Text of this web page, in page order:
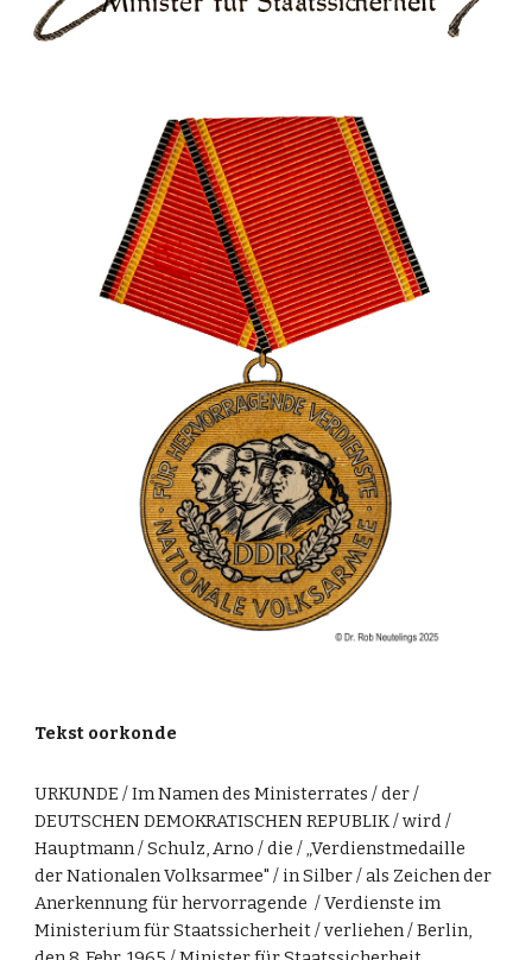
Tekst oorkonde
URKUNDE / Im Namen des Ministerrates / der /
DEUTSCHEN DEMOKRATISCHEN REPUBLIK / wird /
Hauptmann / Schulz, Arno / die / „Verdienstmedaille
der Nationalen Volksarmee" / in Silber / als Zeichen der
Anerkennung für hervorragende / Verdienste im
Ministerium für Staatssicherheit / verliehen / Berlin,